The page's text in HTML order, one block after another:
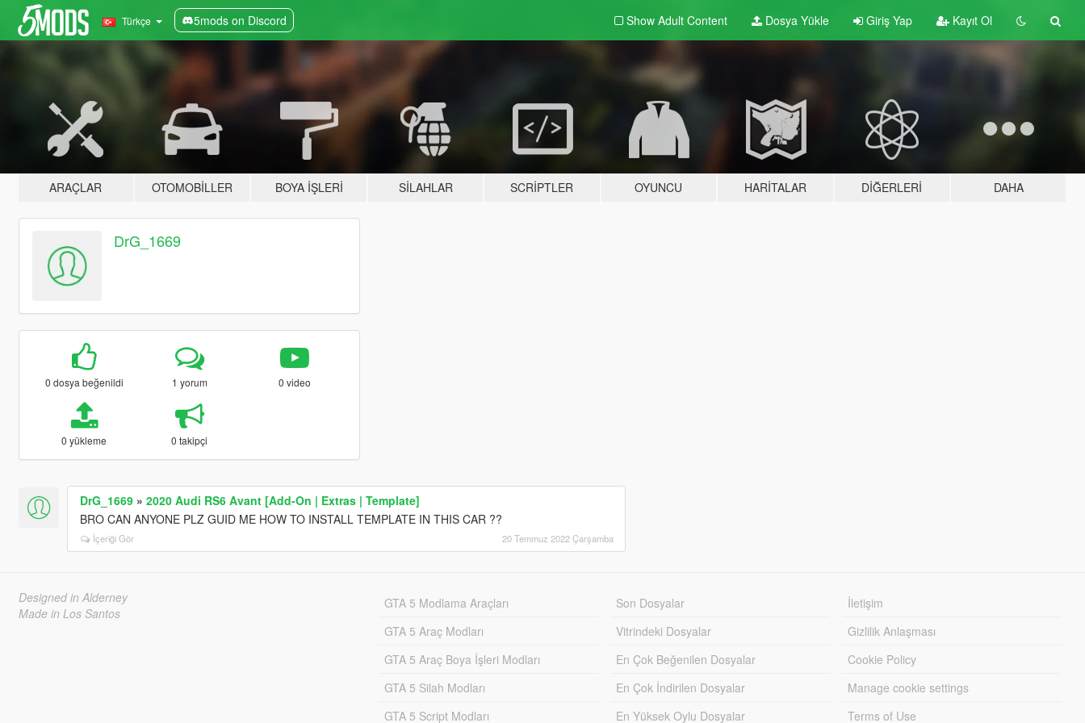
Türkçe 5mods on Discord Show Adult Content Dosya Yükle Giriş Yap Kayıt Ol
ARAÇLAR OTOMOBILLER BOYA İŞLERI SILAHLAR SCRIPTLER OYUNCU HARITALAR DIĞERLERI DAHA
DrG_1669
0 dosya beğenildi 1 yorum 0 video
0 yükleme 0 takipçi
DrG_1669» 2020 Audi RS6 Avant [Add-On | Extras | Template]
BRO CAN ANYONE PLZ GUID ME HOW TO INSTALL TEMPLATE IN THIS CAR ??
İçeriği Gör 20 Temmuz 2022 Çarşamba
Designed in Alderney
Made in Los Santos
GTA 5 Modlama Araçları
GTA 5 Araç Modları
GTA 5 Araç Boya İşleri Modları
GTA 5 Silah Modları
GTA 5 Script Modları
Son Dosyalar
Vitrindeki Dosyalar
En Çok Beğenilen Dosyalar
En Çok İndirilen Dosyalar
En Yüksek Oylu Dosyalar
İletişim
Gizlilik Anlaşması
Cookie Policy
Manage cookie settings
Terms of Use